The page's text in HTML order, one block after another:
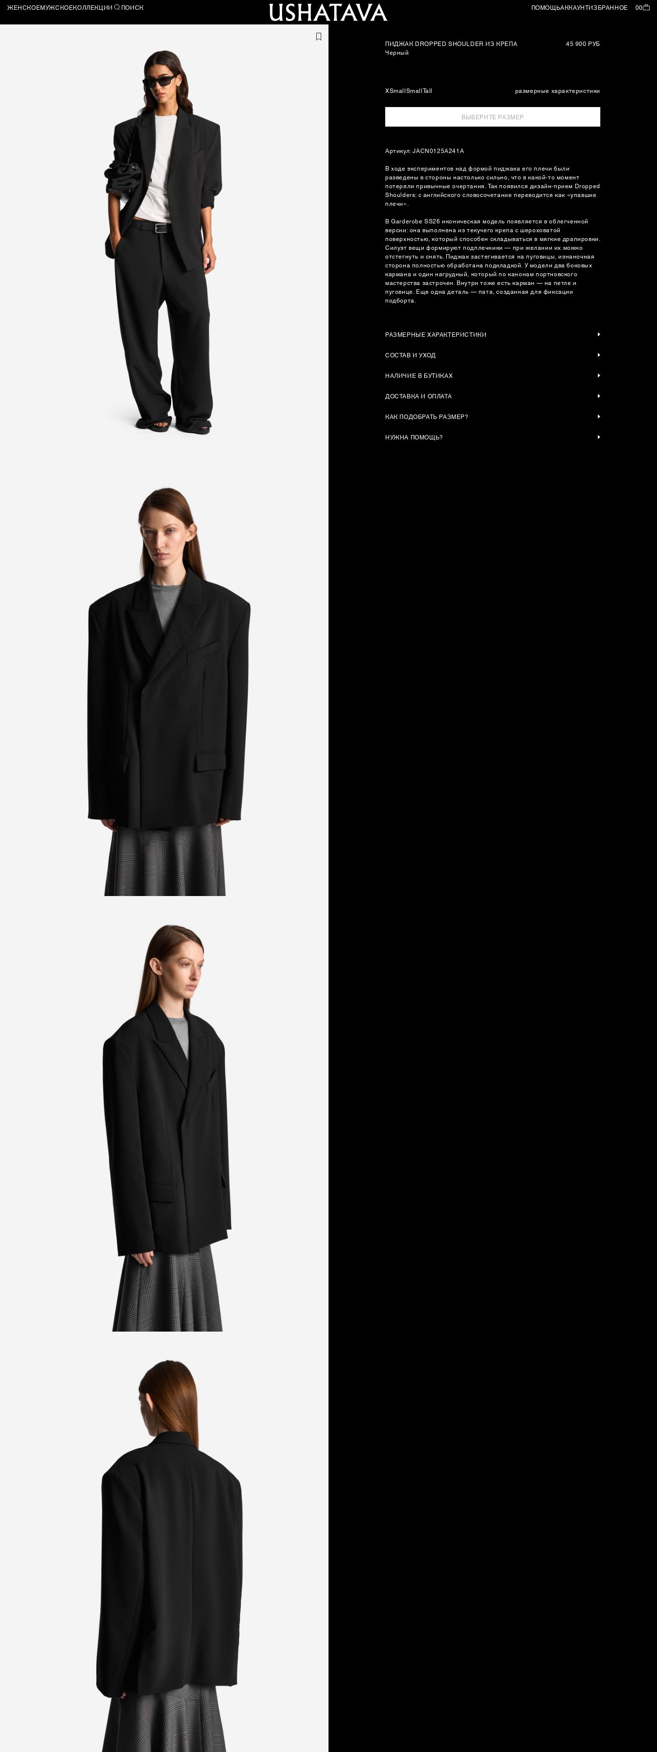
ЖЕНСКОЕМУЖСКОЕКОЛЛЕКЦИИ ПОИСК ПОМОЩЬАККАУНТИЗБРАННОЕ 00
ПИДЖАК DROPPED SHOULDER ИЗ КРЕПА
Черный
45 900 РУБ
XSmallSmallTall размерные характеристики
ВЫБЕРИТЕ РАЗМЕР
Артикул: JACN0125A241A
В ходе экспериментов над формой пиджака его плечи были
разведены в стороны настолько сильно, что в какой-то момент
потеряли привычные очертания. Так появился дизайн-прием Dropped
Shoulders: с английского словосочетание переводится как «упавшие
плечи».
В Garderobe SS26 иконическая модель появляется в облегченной
версии: она выполнена из текучего крепа с шероховатой
поверхностью, который способен складываться в мягкие драпировки.
Силуэт вещи формируют подплечники — при желании их можно
отстегнуть и снять. Пиджак застегивается на пуговицы, изнаночная
сторона полностью обработана подкладкой. У модели два боковых
кармана и один нагрудный, который по канонам портновского
мастерства застрочен. Внутри тоже есть карман — на петле и
пуговице. Еще одна деталь — пата, созданная для фиксации
подборта.
РАЗМЕРНЫЕ ХАРАКТЕРИСТИКИ
СОСТАВ И УХОД
НАЛИЧИЕ В БУТИКАХ
ДОСТАВКА И ОПЛАТА
КАК ПОДОБРАТЬ РАЗМЕР?
НУЖНА ПОМОЩЬ?